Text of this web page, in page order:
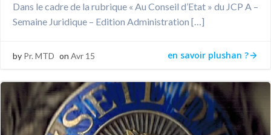
Dans le cadre de la rubrique « Au Conseil d’Etat » du JCP A –
Semaine Juridique – Edition Administration […]
by Pr. MTD on Avr 15 en savoir plushan ?